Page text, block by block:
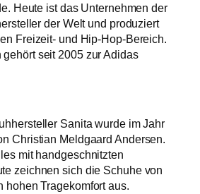
Heute ist das Unternehmen der
der Welt und produziert
Freizeit- und Hip-Hop-Bereich.
seit 2005 zur Adidas
Sanita wurde im Jahr
Christian Meldgaard Andersen.
mit handgeschnitzten
zeichnen sich die Schuhe von
hohen Tragekomfort aus.